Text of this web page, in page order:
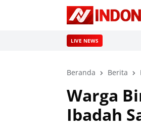
LIVE NEWS
Beranda Berita
Warga
Ibadah